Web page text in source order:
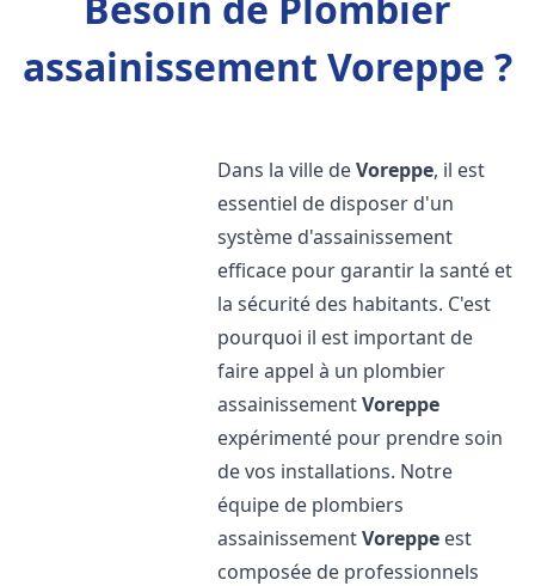
assainissement Voreppe ?
Dans la ville deVoreppe, il est
essentiel de disposer d'un
système d'assainissement
efficace pour garantir la santé et
la sécurité des habitants. C'est
pourquoi il est important de
faire appel à un plombier
assainissementVoreppe
expérimenté pour prendre soin
de vos installations. Notre
équipe de plombiers
assainissementVoreppe est
composée de professionnels